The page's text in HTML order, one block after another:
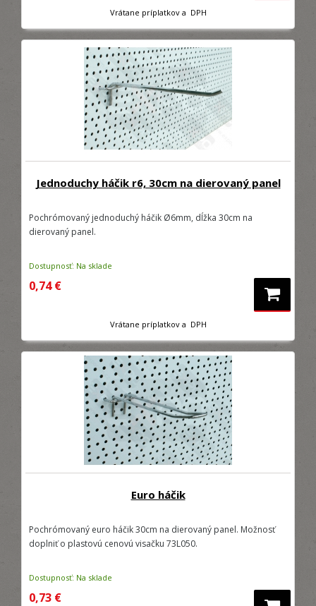
Vrátane príplatkov a DPH
Jednoduchy háčik r6, 30cm na dierovaný panel
Pochrómovaný jednoduchý háčik Ø6mm, dĺžka 30cm na
dierovaný panel.
Dostupnosť: Na sklade
0,74 €
Vrátane príplatkov a DPH
Euro háčik
Pochrómovaný euro háčik 30cm na dierovaný panel. Možnosť
doplniť o plastovú cenovú visačku 73L050.
Dostupnosť: Na sklade
0,73 €